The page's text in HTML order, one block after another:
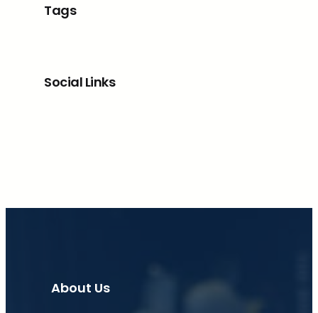
Tags
Social Links
About Us